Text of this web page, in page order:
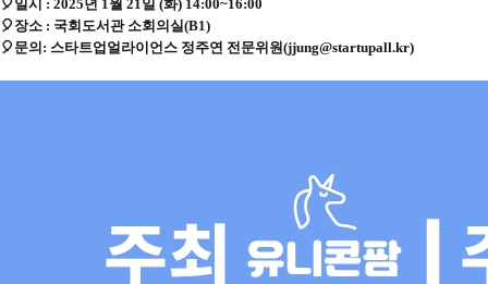
🎈 일시 : 2025년 1월 21일 (화) 14:00~16:00
🎈 장소 : 국회도서관 소회의실(B1)
🎈문의: 스타트업얼라이언스 정주연 전문위원(jjung@startupall.kr)